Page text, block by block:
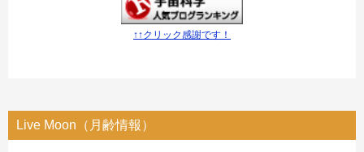
↑↑クリック感謝です！
Live Moon（月齢情報）